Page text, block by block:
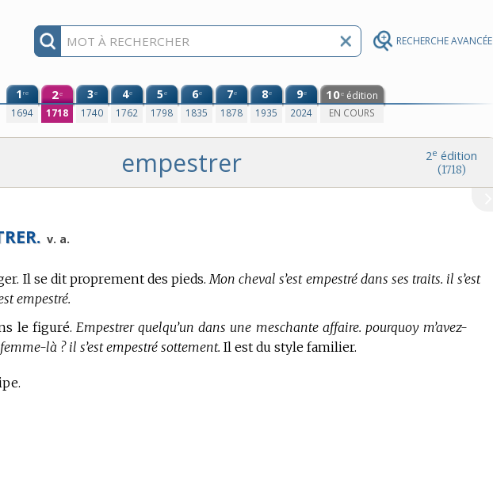
RECHERCHE AVANCÉE
1re
1694
2e
1718
3e
1740
4e
1762
5e
1798
6e
1835
7e
1878
8e
1935
9e
2024
10e édition
EN COURS
2e édition
(1718)
empestrer
v. a.
Il se dit proprement des pieds. Mon cheval s’est empestré dans ses traits. il s’est
empestré.
le figuré. Empestrer quelqu’un dans une meschante affaire. pourquoy m’avez-
là ? il s’est empestré sottement. Il est du style familier.